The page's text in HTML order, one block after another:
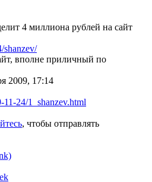
4 миллиона рублей на сайт
shanzev/
вполне приличный по
2009, 17:14
24/1_shanzev.html
, чтобы отправлять